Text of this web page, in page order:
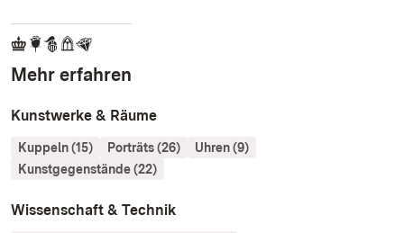
Mehr erfahren
Kunstwerke & Räume
Kuppeln (15) Porträts (26)
Uhren (9)
Kunstgegenstände (22)
Wissenschaft & Technik